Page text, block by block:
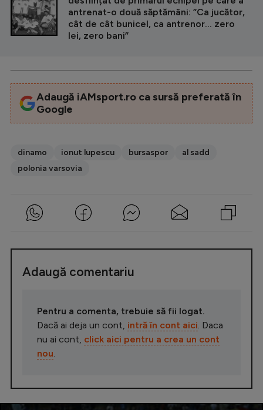
antrenat-o două săptămâni: ”Ca jucător,
cât de cât bunicel, ca antrenor... zero
lei, zero bani”
Adaugă iAMsport.ro ca sursă preferată în
Google
dinamo ionut lupescu bursaspor
al sadd
polonia varsovia
Adaugă comentariu
Pentru a comenta, trebuie să fii logat.
Dacă ai deja un cont, intră în cont aici. Daca
nu ai cont, click aici pentru a crea un cont
nou.